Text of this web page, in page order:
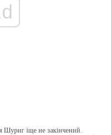
Шуриг іще не закінчений.